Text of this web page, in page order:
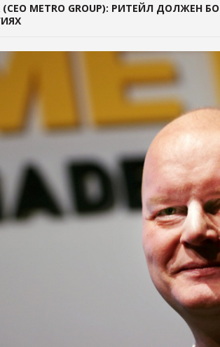
METRO GROUP): РИТЕЙЛ ДОЛЖЕН